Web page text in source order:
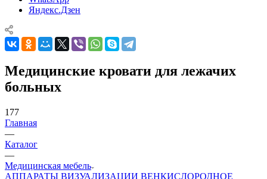
Яндекс.Дзен
Медицинские кровати для лежачих
больных
177
Главная
—
Каталог
—
Медицинская мебель
АППАРАТЫ ВИЗУАЛИЗАЦИИ ВЕНКИСЛОРОДНОЕ